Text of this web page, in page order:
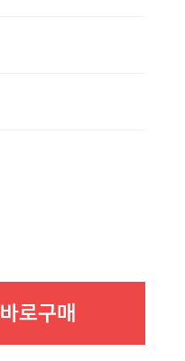
바로구매